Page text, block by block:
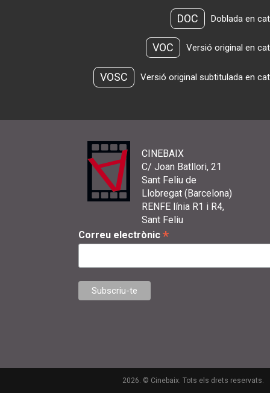
DOC Doblada en
VOC Versió original en
VOSC Versió original subtitulada en
CINEBAIX
C/ Joan Batllori, 21
Sant Feliu de
Llobregat (Barcelona)
RENFE línia R1 i R4,
Sant Feliu
Correu electrònic *
2026. © Cinebaix. Tots els drets reservats.